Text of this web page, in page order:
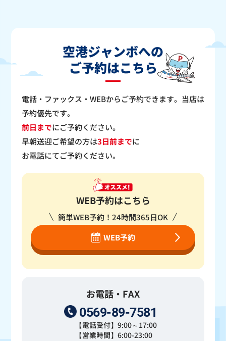
空港ジャンボへの
ご予約はこちら
電話・ファックス・WEBからご予約できます。当店は
予約優先です。
前日までにご予約ください。
早朝送迎ご希望の方は3日前までに
お電話にてご予約ください。
WEB予約はこちら
簡単WEB予約！24時間365日OK
WEB予約
お電話・FAX
0569-89-7581
【電話受付】9:00～17:00
【営業時間】6:00-23:00